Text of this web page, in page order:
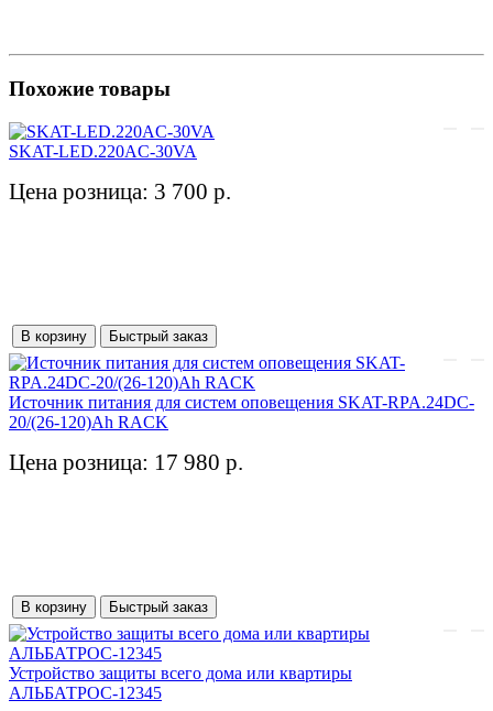
Похожие товары
SKAT-LED.220AC-30VA
Цена розница: 3 700 р.
В корзину Быстрый заказ
Источник питания для систем оповещения SKAT-RPA.24DC-
20/(26-120)Ah RACK
Цена розница: 17 980 р.
В корзину Быстрый заказ
Устройство защиты всего дома или квартиры
АЛЬБАТРОС-12345